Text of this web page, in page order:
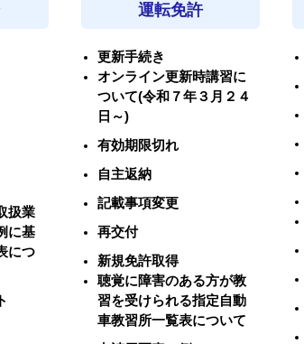
扱業
に基
につ
運転免許
更新手続き
オンライン更新時講習に
ついて(令和７年３月２４
日～)
有効期限切れ
自主返納
記載事項変更
再交付
新規免許取得
聴覚に障害のある方が教
習を受けられる指定自動
車教習所一覧表について